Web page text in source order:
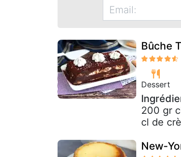
Bûche
Dessert
200 gr
cl de
New-